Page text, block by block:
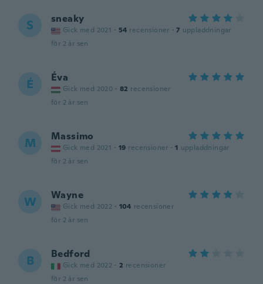
S sneaky
Gick med 2021 · 54 recensioner · 7 uppladdningar
för 2 år sen
É Éva
Gick med 2020 · 82 recensioner
för 2 år sen
M Massimo
Gick med 2021 · 19 recensioner · 1 uppladdningar
för 2 år sen
W Wayne
Gick med 2022 · 104 recensioner
för 2 år sen
B Bedford
Gick med 2022 · 2 recensioner
för 2 år sen